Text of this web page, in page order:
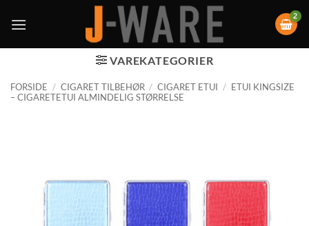
VAREKATEGORIER
FORSIDE / CIGARET TILBEHØR / CIGARET ETUI / ETUI KINGSIZE
– CIGARETETUI ALMINDELIG STØRRELSE